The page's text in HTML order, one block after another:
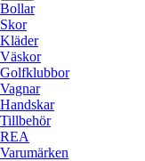
Bollar
Skor
Kläder
Väskor
Golfklubbor
Vagnar
Handskar
Tillbehör
REA
Varumärken